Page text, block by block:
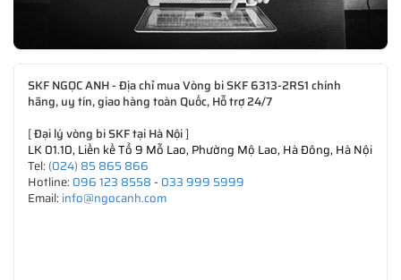
SKF NGỌC ANH - Địa chỉ mua Vòng bi SKF 6313-2RS1 chính
hãng, uy tín, giao hàng toàn Quốc, Hỗ trợ 24/7
[Đại lý vòng bi SKF tại Hà Nội]
LK 01.10, Liền kề Tổ 9 Mỗ Lao, Phường Mộ Lao, Hà Đông, Hà Nội
Tel: (024) 85 865 866
Hotline: 096 123 8558- 033 999 5999
Email: info@ngocanh.com